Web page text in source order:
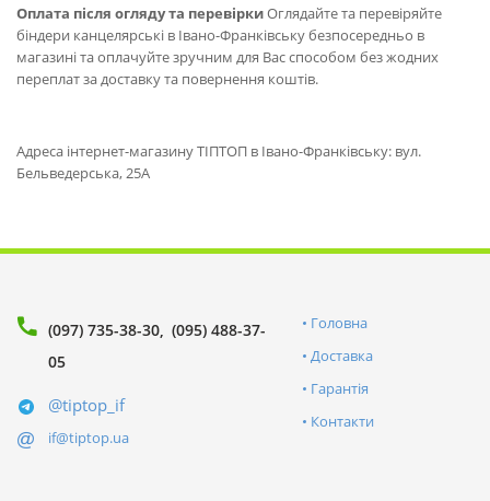
Оплата після огляду та перевіркиОглядайте та перевіряйте
біндери канцелярські в Івано-Франківську безпосередньо в
магазині та оплачуйте зручним для Вас способом без жодних
переплат за доставку та повернення коштів.
Адреса інтернет-магазину ТІПТОП в Івано-Франківську: вул.
Бельведерська, 25А
(097) 735-38-30 (095) 488-37-
05
@tiptop_if
if@tiptop.ua
Головна
Доставка
Гарантія
Контакти